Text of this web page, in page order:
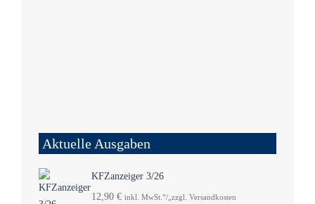
Aktuelle Ausgaben
KFZanzeiger 3/26
12,90 € inkl. MwSt.“/„zzgl. Versandkosten